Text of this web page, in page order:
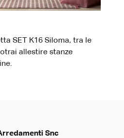
SET K16 Siloma, tra le
allestire stanze
Snc